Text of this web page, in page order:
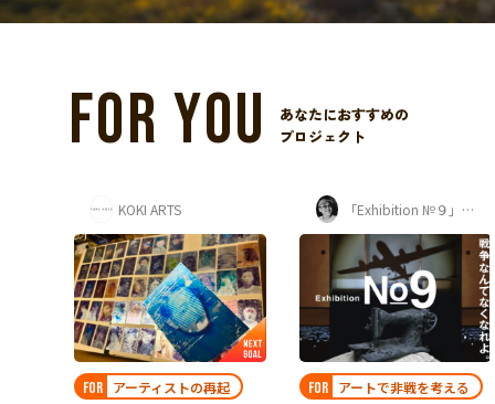
FOR YOU
あなたにおすすめの
プロジェクト
FOR アートで非戦を考える
一般社団法人和の道黎明会
FOR 和文化の継承